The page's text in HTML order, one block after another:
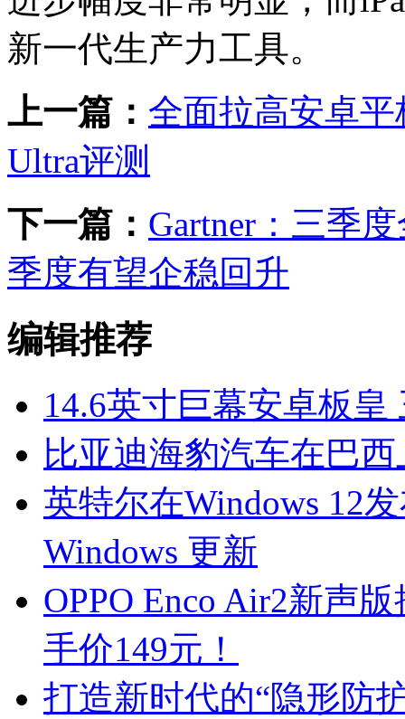
新一代生产力工具。
上一篇： 全面拉高安卓平
Ultra评测
下一篇： Gartner：三季
季度有望企稳回升
编辑推荐
14.6英寸巨幕安卓板皇
比亚迪海豹汽车在巴
英特尔在Windows 12
Windows 更新
OPPO Enco Air2新声
手价149元！
打造新时代的“隐形防